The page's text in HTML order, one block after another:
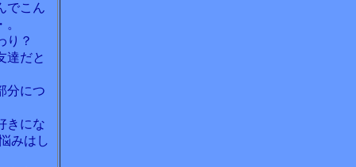
でこん
り？
達だと
分につ
きにな
みはし